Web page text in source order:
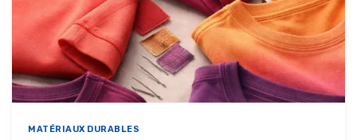
MATÉRIAUX DURABLES